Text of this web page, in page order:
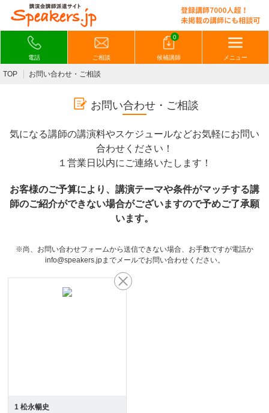
電話 ご相談
0
候補講師 メニュー
TOP お問い合わせ・ご相談
お問い合わせ・ご相談
気になる講師の講演料やスケジュールなどお気軽にお問い
合わせください！
１営業日以内にご連絡いたします！
お客様のご予算により、講演テーマや条件がマッチする講
師のご紹介ができない場合がございますので予めご了承願
います。
※尚、お問い合わせフォームから送信できない場合、お手数ですが電話か
info@speakers.jpまでメールでお問い合わせください。
1 松永暢史